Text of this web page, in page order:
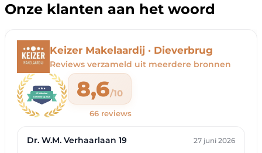
Onze klanten aan het woord